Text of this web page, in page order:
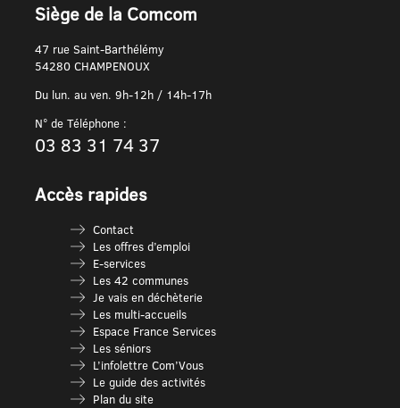
Siège de la Comcom
47 rue Saint-Barthélémy
54280 CHAMPENOUX
Du lun. au ven. 9h-12h / 14h-17h
N° de Téléphone :
03 83 31 74 37
Accès rapides
Contact
Les offres d’emploi
E-services
Les 42 communes
Je vais en déchèterie
Les multi-accueils
Espace France Services
Les séniors
L’infolettre Com’Vous
Le guide des activités
Plan du site